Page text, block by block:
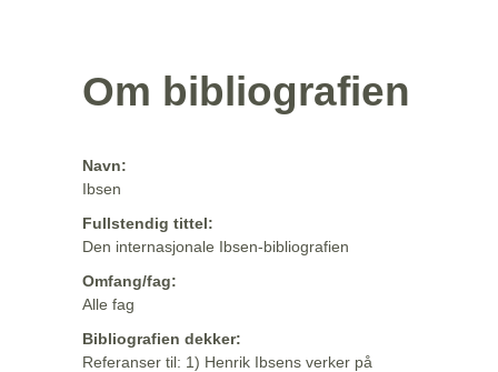
Om bibliografien
Navn:
Ibsen
Fullstendig tittel:
Den internasjonale Ibsen-bibliografien
Omfang/fag:
Alle fag
Bibliografien dekker:
Referanser til: 1) Henrik Ibsens verker på